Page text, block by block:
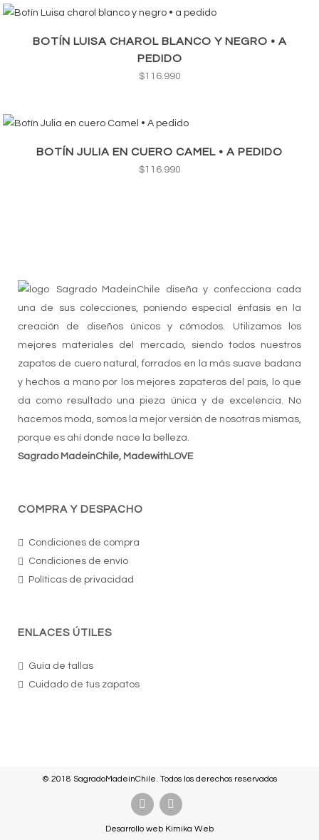
BOTÍN LUISA CHAROL BLANCO Y NEGRO • A
PEDIDO
$116.990
BOTÍN JULIA EN CUERO CAMEL • A PEDIDO
$116.990
Sagrado MadeinChile diseña y confecciona cada
una de sus colecciones, poniendo especial énfasis en la
creación de diseños únicos y cómodos. Utilizamos los
mejores materiales del mercado, siendo todos nuestros
zapatos de cuero natural, forrados en la más suave badana
y hechos a mano por los mejores zapateros del país, lo que
da como resultado una pieza única y de excelencia. No
hacemos moda, somos la mejor versión de nosotras mismas,
porque es ahí donde nace la belleza.
Sagrado MadeinChile, MadewithLOVE
COMPRA Y DESPACHO
Condiciones de compra
Condiciones de envío
Políticas de privacidad
ENLACES ÚTILES
Guía de tallas
Cuidado de tus zapatos
© 2018 SagradoMadeinChile. Todos los derechos reservados
Desarrollo web Kimika Web